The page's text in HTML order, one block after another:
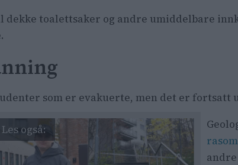
dekke toalettsaker og andre umiddelbare
som er evakuerte, men det er